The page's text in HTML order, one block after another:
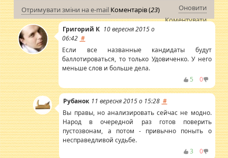
Отримувати зміни на e-mail Коментарів (23)
Оновити
Коментувати
Григорий К 10 вересня 2015 о
06:42 #
Если все названные кандидаты будут
баллотироваться, то только Удовиченко. У него
меньше слов и больше дела.
0
5
Рубанок 11 вересня 2015 о 15:28 #
Вы правы, но анализировать сейчас не модно.
Народ в очередной раз готов поверить
пустозвонам, а потом - привычно поныть о
несправедливой судьбе.
0
3